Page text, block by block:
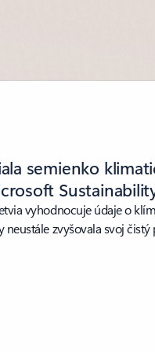
semienko
vyhodnocuje údaje o
zvyšovala svoj